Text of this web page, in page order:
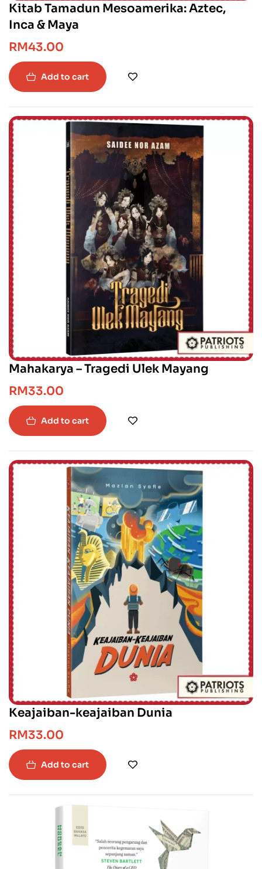
Kitab Tamadun Mesoamerika: Aztec,
Inca & Maya
RM43.00
Add to cart
Mahakarya – Tragedi Ulek Mayang
RM33.00
Add to cart
Keajaiban-keajaiban Dunia
RM33.00
Add to cart